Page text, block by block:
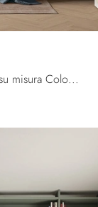
Arreda stanzette moderne con le Camerette su misura Colombini Casa! Il modello Golf Y105 in melaminico è per ragazzi.